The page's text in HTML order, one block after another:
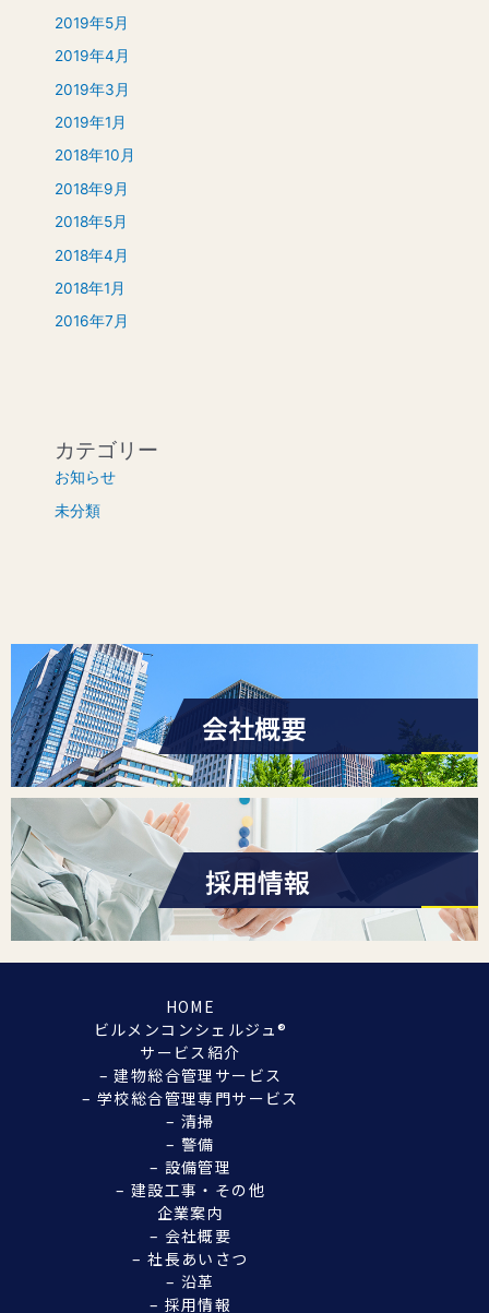
2019年5月
2019年4月
2019年3月
2019年1月
2018年10月
2018年9月
2018年5月
2018年4月
2018年1月
2016年7月
カテゴリー
お知らせ
未分類
会社概要
採用情報
HOME
ビルメンコンシェルジュ®︎
サービス紹介
– 建物総合管理サービス
– 学校総合管理専門サービス
– 清掃
– 警備
– 設備管理
– 建設工事・その他
企業案内
– 会社概要
– 社長あいさつ
– 沿革
– 採用情報